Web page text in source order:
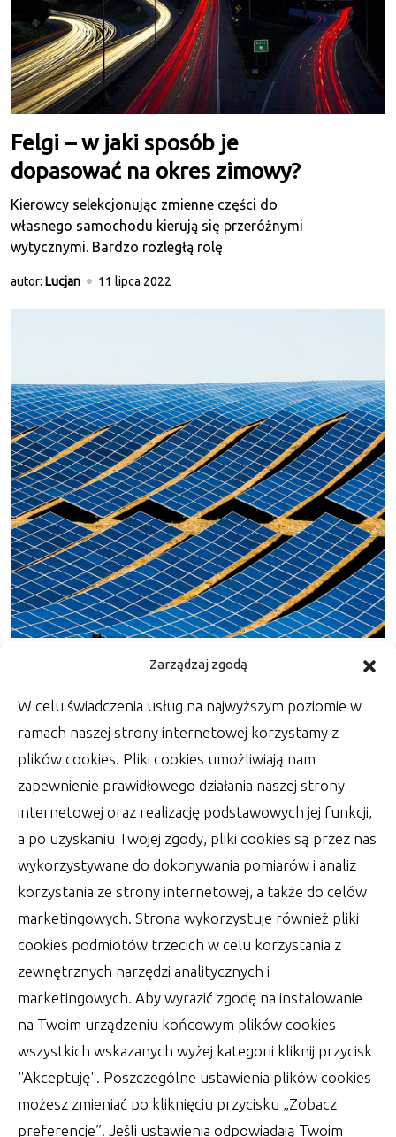
Zarządzaj zgodą
W celu świadczenia usług na najwyższym poziomie w
ramach naszej strony internetowej korzystamy z
plików cookies. Pliki cookies umożliwiają nam
zapewnienie prawidłowego działania naszej strony
internetowej oraz realizację podstawowych jej funkcji,
a po uzyskaniu Twojej zgody, pliki cookies są przez nas
wykorzystywane do dokonywania pomiarów i analiz
korzystania ze strony internetowej, a także do celów
marketingowych. Strona wykorzystuje również pliki
cookies podmiotów trzecich w celu korzystania z
zewnętrznych narzędzi analitycznych i
marketingowych. Aby wyrazić zgodę na instalowanie
na Twoim urządzeniu końcowym plików cookies
wszystkich wskazanych wyżej kategorii kliknij przycisk
"Akceptuję". Poszczególne ustawienia plików cookies
możesz zmieniać po kliknięciu przycisku „Zobacz
preferencje”. Jeśli ustawienia odpowiadają Twoim
Felgi – w jaki sposób je
dopasować na okres zimowy?
Kierowcy selekcjonując zmienne części do
własnego samochodu kierują się przeróżnymi
wytycznymi. Bardzo rozległą rolę
autor: Lucjan 11 lipca 2022
Kupno kolektorów słonecznych i
montaż fotowoltaiki
Dzisiaj technologia poszła o wiele na wyższy
poziom. Nie wolno mówić już o dawnych,
autor:Lucjan 25 lipca 2022